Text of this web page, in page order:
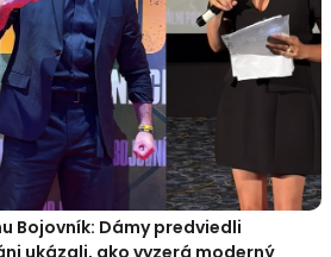
Bojovník: Dámy predviedli
ukázali, ako vyzerá moderný